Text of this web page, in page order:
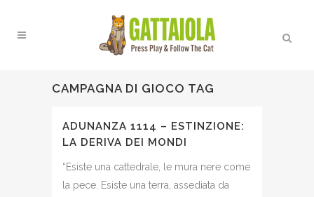
CAMPAGNA DI GIOCO TAG
ADUNANZA 1114 – ESTINZIONE:
LA DERIVA DEI MONDI
“Esiste una cattedrale, le mura nere come
la pece. Esiste una terra, assediata da